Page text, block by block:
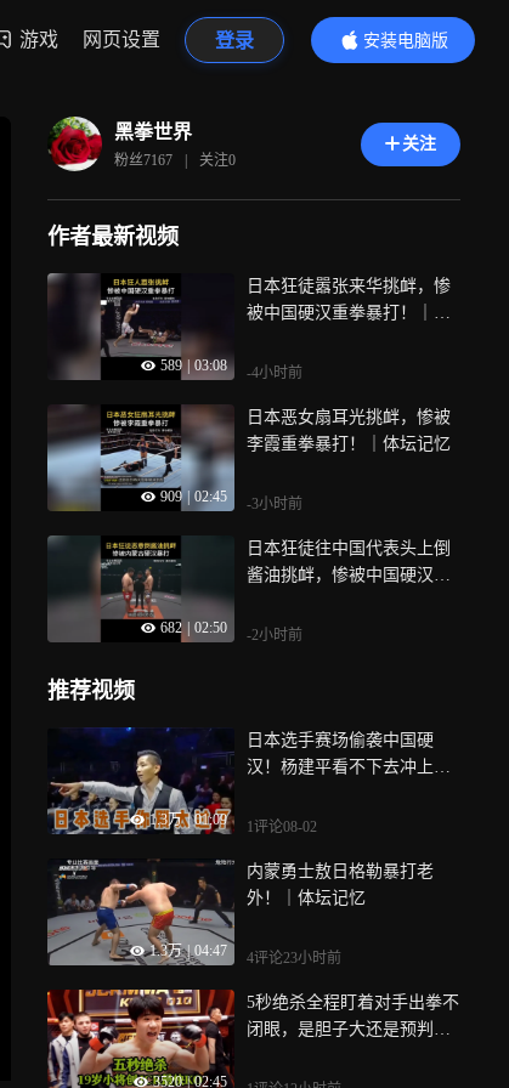
游戏 网页设置 登录
安装电脑版
内容更精彩
黑拳世界
粉丝7167 | 关注0
关注
作者最新视频
589 03:08
日本狂徒嚣张来华挑衅，惨
被中国硬汉重拳暴打！｜体
-4小时前
909 | 02:45
日本恶女扇耳光挑衅，惨被
李霞重拳暴打！｜体坛记忆
-3小时前
682 02:50
日本狂徒往中国代表头上倒
酱油挑衅，惨被中国硬汉暴
-2小时前
推荐视频
1.3万 | 01:09
日本选手赛场偷袭中国硬
汉！杨建平看不下去冲上擂
1评论08-02
1.3万 | 04:47
内蒙勇士敖日格勒暴打老
外！｜体坛记忆
4评论23小时前
3520 | 02:45
5秒绝杀全程盯着对手出拳不
闭眼，是胆子大还是预判拉